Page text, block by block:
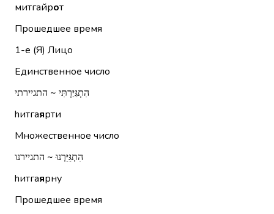
митгайрот
Прошедшее время
1-е (Я) Лицо
Единственное число
הִתְגַּיַּרְתִּי ~ התגיירתי
hитгаярти
Множественное число
הִתְגַּיַּרְנוּ ~ התגיירנו
hитгаярну
Прошедшее время